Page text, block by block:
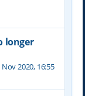
longer
Nov 2020, 16:55